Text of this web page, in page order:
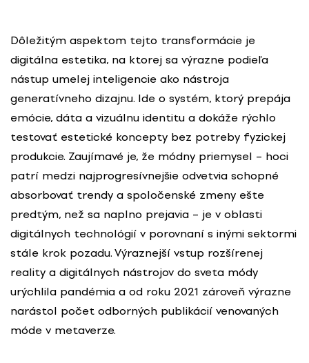
Dôležitým aspektom tejto transformácie je
digitálna estetika, na ktorej sa výrazne podieľa
nástup umelej inteligencie ako nástroja
generatívneho dizajnu. Ide o systém, ktorý prepája
emócie, dáta a vizuálnu identitu a dokáže rýchlo
testovať estetické koncepty bez potreby fyzickej
produkcie. Zaujímavé je, že módny priemysel – hoci
patrí medzi najprogresívnejšie odvetvia schopné
absorbovať trendy a spoločenské zmeny ešte
predtým, než sa naplno prejavia – je v oblasti
digitálnych technológií v porovnaní s inými sektormi
stále krok pozadu. Výraznejší vstup rozšírenej
reality a digitálnych nástrojov do sveta módy
urýchlila pandémia a od roku 2021 zároveň výrazne
narástol počet odborných publikácií venovaných
móde v metaverze.